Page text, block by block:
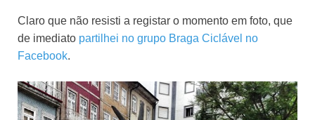
Claro que não resisti a registar o momento em foto, que
de imediato partilhei no grupo Braga Ciclável no
Facebook.